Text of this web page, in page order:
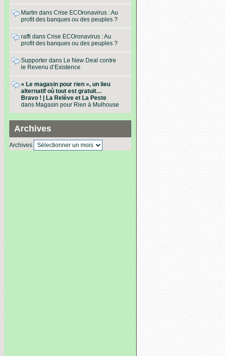
Martin dans Crise ECOronavirus : Au
profit des banques ou des peuples ?
raffi dans Crise ECOronavirus : Au
profit des banques ou des peuples ?
Supporter dans Le New Deal contre
le Revenu d’Existence
« Le magasin pour rien », un lieu
alternatif où tout est gratuit…
Bravo ! | La Relève et La Peste
dans Magasin pour Rien à Mulhouse
Archives
Archives